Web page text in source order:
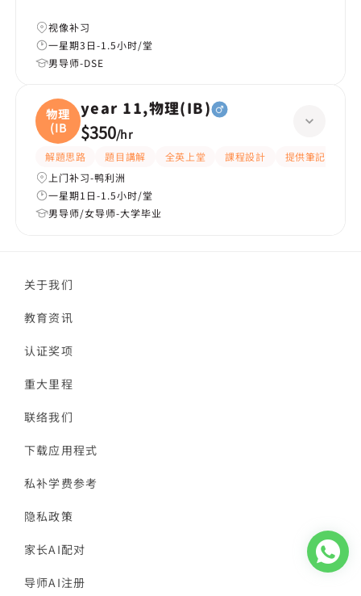
视像补习
一星期3日-1.5小时/堂
男导师-DSE
物理
(IB
year 11,物理(IB)
$350/hr
解題思路 題目講解 全英上堂 課程設計 提供筆記
上门补习-鸭利洲
一星期1日-1.5小时/堂
男导师/女导师-大学毕业
关于我们
教育资讯
认证奖项
重大里程
联络我们
下载应用程式
私补学费参考
隐私政策
家长AI配对
导师AI注册